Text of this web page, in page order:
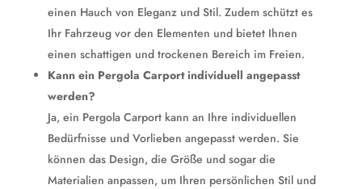
einen Hauch von Eleganz und Stil. Zudem schützt es
Ihr Fahrzeug vor den Elementen und bietet Ihnen
einen schattigen und trockenen Bereich im Freien.
Kann ein Pergola Carport individuell angepasst
werden?
Ja, ein Pergola Carport kann an Ihre individuellen
Bedürfnisse und Vorlieben angepasst werden. Sie
können das Design, die Größe und sogar die
Materialien anpassen, um Ihren persönlichen Stil und